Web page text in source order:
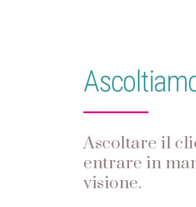
Ascoltare il
entrare in
visione.